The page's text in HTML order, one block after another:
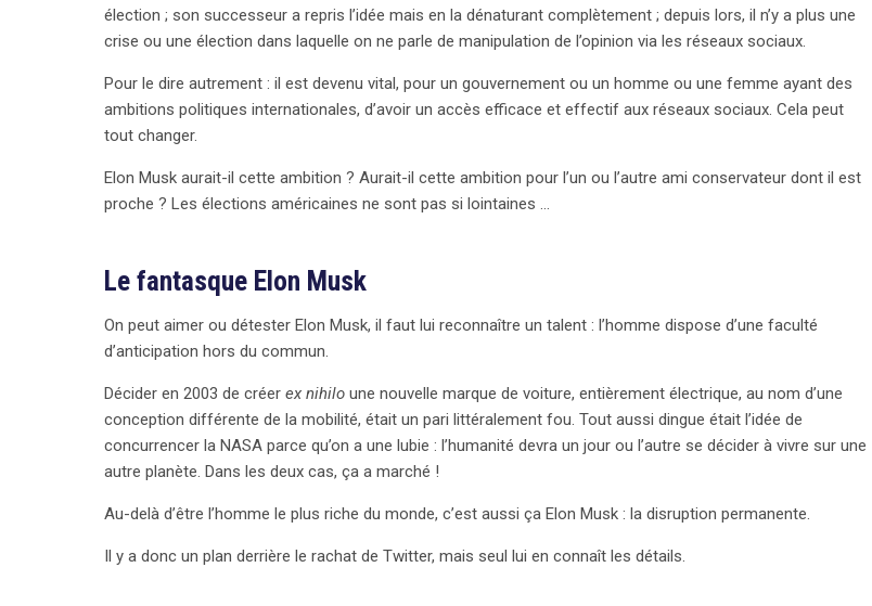
élection ; son successeur a repris l’idée mais en la dénaturant complètement ; depuis lors, il n’y a plus une
crise ou une élection dans laquelle on ne parle de manipulation de l’opinion via les réseaux sociaux.
Pour le dire autrement : il est devenu vital, pour un gouvernement ou un homme ou une femme ayant des
ambitions politiques internationales, d’avoir un accès efficace et effectif aux réseaux sociaux. Cela peut
tout changer.
Elon Musk aurait-il cette ambition ? Aurait-il cette ambition pour l’un ou l’autre ami conservateur dont il est
proche ? Les élections américaines ne sont pas si lointaines …
Le fantasque Elon Musk
On peut aimer ou détester Elon Musk, il faut lui reconnaître un talent : l’homme dispose d’une faculté
d’anticipation hors du commun.
Décider en 2003 de créer ex nihilo une nouvelle marque de voiture, entièrement électrique, au nom d’une
conception différente de la mobilité, était un pari littéralement fou. Tout aussi dingue était l’idée de
concurrencer la NASA parce qu’on a une lubie : l’humanité devra un jour ou l’autre se décider à vivre sur une
autre planète. Dans les deux cas, ça a marché !
Au-delà d’être l’homme le plus riche du monde, c’est aussi ça Elon Musk : la disruption permanente.
Il y a donc un plan derrière le rachat de Twitter, mais seul lui en connaît les détails.